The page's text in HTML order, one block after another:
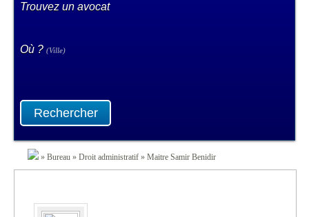
Trouvez un avocat
Où ? (Ville)
Rechercher
» Bureau » Droit administratif » Maitre Samir Benidir